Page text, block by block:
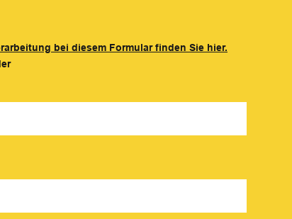
bei diesem Formular finden Sie hier.